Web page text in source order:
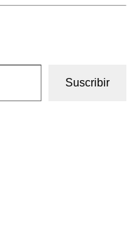
Suscribir